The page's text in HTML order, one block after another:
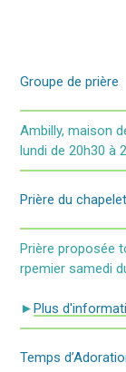
Groupe de prière
Ambilly, maison
lundi de 20h30 à
Prière du chapelet
Prière proposée
rpemier samedi
►Plus
Temps